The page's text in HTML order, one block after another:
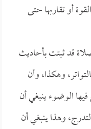
أو تقاربها حتى
قد ثبتت بأحاديث
وهكذا، وأن
الوضوء ينبغي أن
وهذا ينبغي أن